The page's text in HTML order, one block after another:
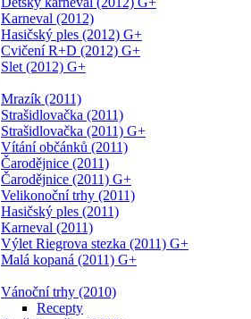
Karneval (2012)
Hasičský ples (2012) G+
Cvičení R+D (2012) G+
Slet (2012) G+
Mrazík (2011)
Strašidlovačka (2011)
Strašidlovačka (2011) G+
Vítání občánků (2011)
Čarodějnice (2011)
Čarodějnice (2011) G+
Velikonoční trhy (2011)
Hasičský ples (2011)
Karneval (2011)
Výlet Riegrova stezka (2011) G+
Malá kopaná (2011) G+
Vánoční trhy (2010)
Recepty